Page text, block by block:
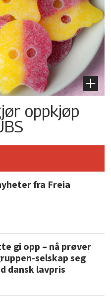
oppkjøp
fra Freia
gi opp – nå prøver
selskap seg
dansk lavpris